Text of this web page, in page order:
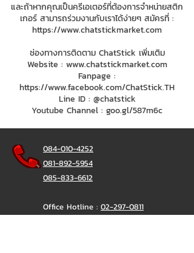
และถ้าหากคุณเป็นครีเอเตอร์ที่ต้องการจำหน่ายสติก
เกอร์ สามารถร่วมงานกับเราได้ง่ายๆ สมัครที่ :
https://www.chatstickmarket.com
ช่องทางการติดตาม ChatStick เพิ่มเติม
Website : www.chatstickmarket.com
Fanpage :
https://www.facebook.com/ChatStick.TH
Line ID : @chatstick
Youtube Channel : goo.gl/587m6c
084-010-4252
081-892-5954
085-833-6612
Office Hotline : 02-297-0811